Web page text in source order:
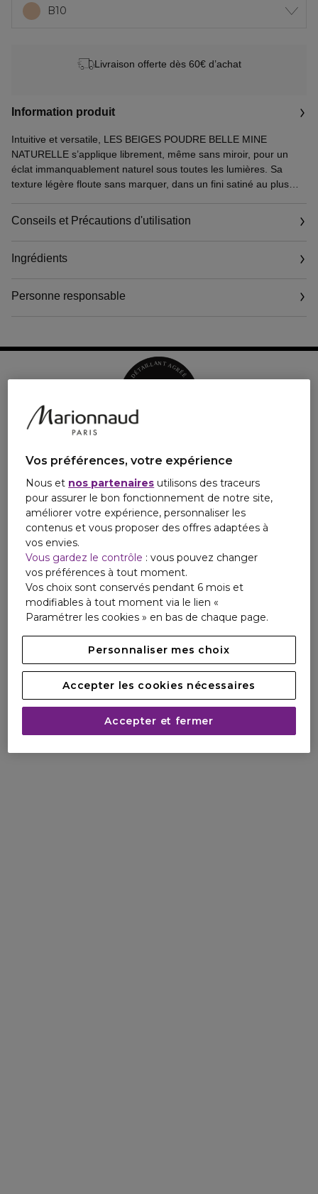
B10
Livraison offerte dès 60€ d’achat
Information produit
Intuitive et versatile, LES BEIGES POUDRE BELLE MINE
NATURELLE s’applique librement, même sans miroir, pour un
éclat immanquablement naturel sous toutes les lumières. Sa
texture légère floute sans marquer, dans un fini satiné au plus
naturelle toute l’année, déclinée en 12 teintes(1) dans son écrin
utilisations. Il s'agit d'ingrédients recristallisés de la formule,
maquillage n’est pas impacté.
Conseils et Précautions d'utilisation
Ingrédients
Personne responsable
Vos préférences, votre expérience
Nous et nos partenaires utilisons des traceurs
pour assurer le bon fonctionnement de notre site,
améliorer votre expérience, personnaliser les
contenus et vous proposer des offres adaptées à
vos envies.
Vous gardez le contrôle : vous pouvez changer
vos préférences à tout moment.
Vos choix sont conservés pendant 6 mois et
modifiables à tout moment via le lien «
Paramétrer les cookies » en bas de chaque page.
Personnaliser mes choix
Accepter les cookies nécessaires
Accepter et fermer